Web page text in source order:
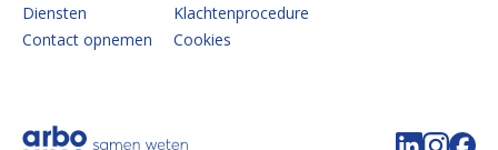
Volg de
Volg
Diensten
Contact opnemen
Klachtenprocedure
Cookies